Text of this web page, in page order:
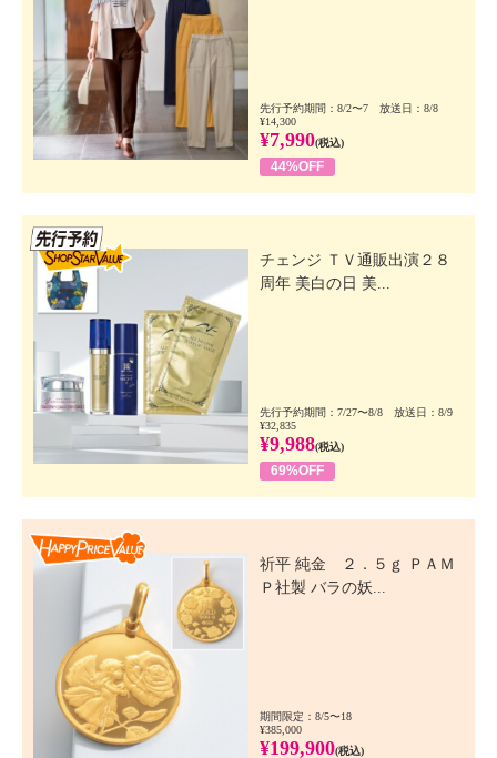
先行予約期間：8/2〜7 放送日：8/8
¥14,300
¥7,990(税込)
44%OFF
チェンジ ＴＶ通販出演２８
周年 美白の日 美...
先行予約期間：7/27〜8/8 放送日：8/9
¥32,835
¥9,988(税込)
69%OFF
祈平 純金 ２．５ｇ ＰＡＭ
Ｐ社製 バラの妖...
期間限定：8/5〜18
¥385,000
¥199,900(税込)